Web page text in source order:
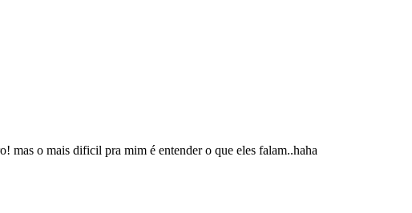
mas o mais dificil pra mim é entender o que eles falam..haha